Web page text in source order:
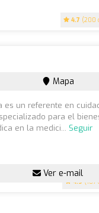
4.7 (200
4.9 (187
Mapa
es un referente en
para el
en la medici... Seguir
Ver e-mail